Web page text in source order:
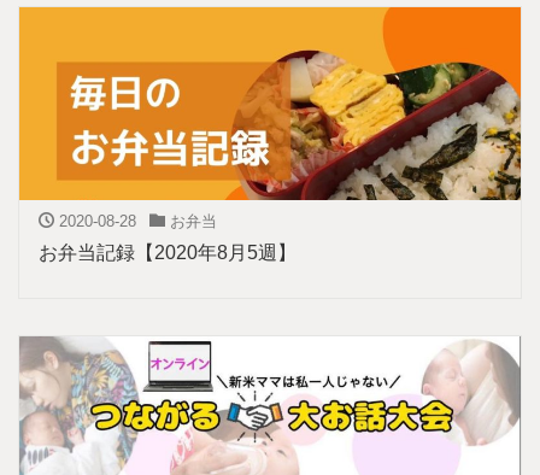
2020-08-28 お弁当
お弁当記録【2020年8月5週】